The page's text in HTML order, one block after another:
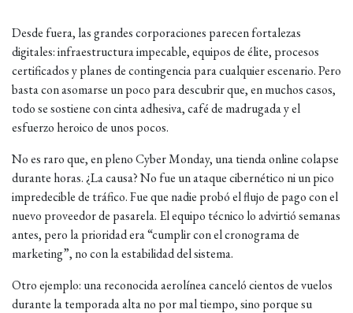
Desde fuera, las grandes corporaciones parecen fortalezas
digitales: infraestructura impecable, equipos de élite, procesos
certificados y planes de contingencia para cualquier escenario. Pero
basta con asomarse un poco para descubrir que, en muchos casos,
todo se sostiene con cinta adhesiva, café de madrugada y el
esfuerzo heroico de unos pocos.
No es raro que, en pleno Cyber Monday, una tienda online colapse
durante horas. ¿La causa? No fue un ataque cibernético ni un pico
impredecible de tráfico. Fue que nadie probó el flujo de pago con el
nuevo proveedor de pasarela. El equipo técnico lo advirtió semanas
antes, pero la prioridad era “cumplir con el cronograma de
marketing”, no con la estabilidad del sistema.
Otro ejemplo: una reconocida aerolínea canceló cientos de vuelos
durante la temporada alta no por mal tiempo, sino porque su